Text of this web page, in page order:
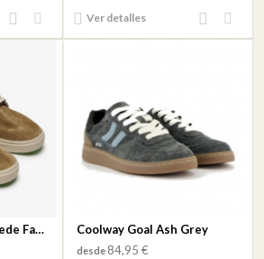
Añadir
Añadir
al
Ver detalles
Añadir
Añadir
al
Satorisan Heisei Suede Faded Chesnut Coolway Goal Ash Grey
desde 84,95 €